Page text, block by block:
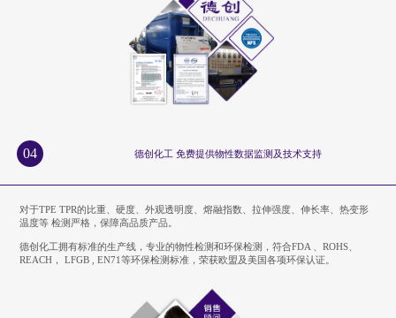
04 德创化工 免费提供物性数据监测及技术支持
对于TPE TPR的比重、硬度、外观透明度、熔融指数、拉伸强度、伸长率、热变形
温度等 检测严格，保障高品质产品。
德创化工拥有标准的生产线，专业的物性检测和环保检测，符合FDA 、ROHS、
REACH， LFGB , EN71等环保检测标准，荣获欧盟及美国各项环保认证。